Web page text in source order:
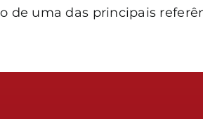
de uma das principais